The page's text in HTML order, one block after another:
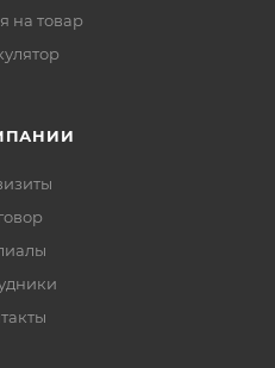
на товар